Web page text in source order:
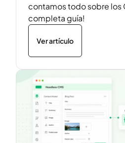
contamos todo sobre los
completa guía!
Ver artículo